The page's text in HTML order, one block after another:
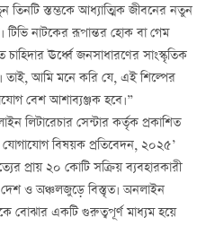
স্তম্ভকে আধ্যাত্মিক জীবনের নতুন
নাটকের রূপান্তর হোক বা গেম
ঊর্ধ্বে জনসাধারণের সাংস্কৃতিক
তাই, আমি মনে করি যে, এই শিল্পের
বেশ আশাব্যঞ্জক হবে।”
লিটারেচার সেন্টার কর্তৃক প্রকাশিত
যোগাযোগ বিষয়ক প্রতিবেদন, ২০২৫’
প্রায় ২০ কোটি সক্রিয় ব্যবহারকারী
ও অঞ্চলজুড়ে বিস্তৃত। অনলাইন
বোঝার একটি গুরুত্বপূর্ণ মাধ্যম হয়ে